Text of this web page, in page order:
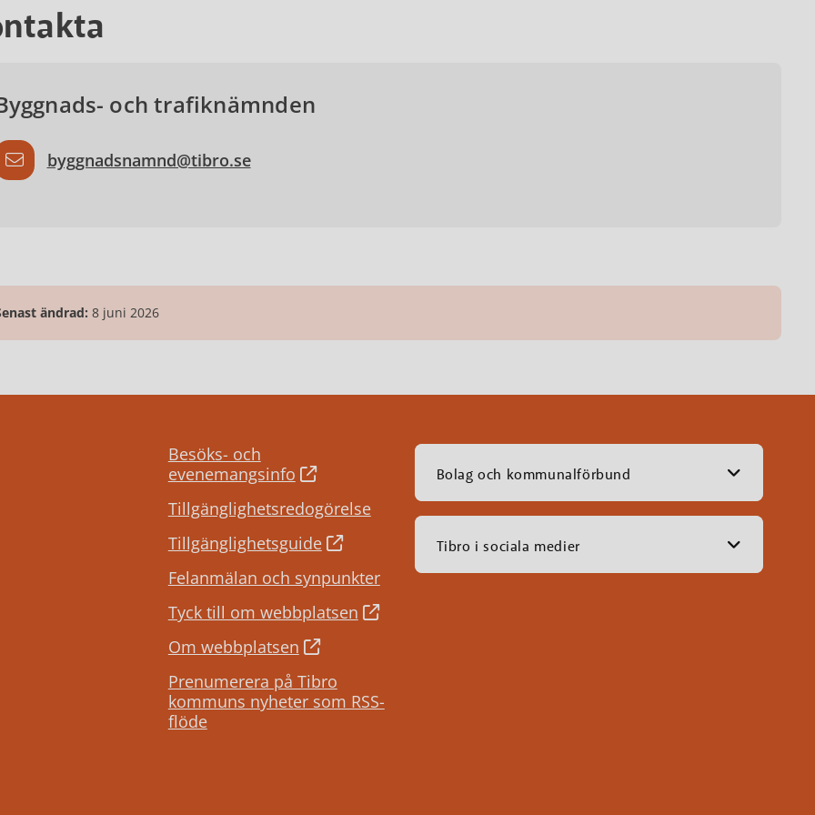
och trafiknämnden
byggnadsnamnd@tibro.se
ändrad: 8 juni 2026
Besöks- och
evenemangsinfo
Tillgänglighetsredogörelse
Tillgänglighetsguide
Felanmälan och synpunkter
Tyck till om webbplatsen
Om webbplatsen
Prenumerera på Tibro
kommuns nyheter som RSS-
flöde
Bolag och kommunalförbund
Tibro i sociala medier